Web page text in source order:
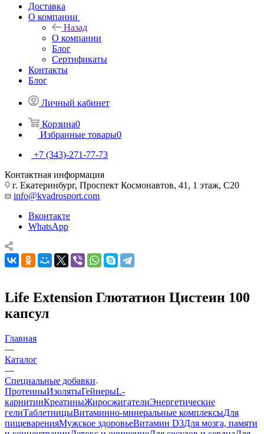
Доставка
О компании
Назад
О компании
Блог
Сертификаты
Контакты
Блог
Личный кабинет
Корзина0
Избранные товары0
+7 (343)-271-77-73
Контактная информация
г. Екатеринбург, Проспект Космонавтов, 41, 1 этаж, С20
info@kvadrosport.com
Вконтакте
WhatsApp
Life Extension Глютатион Цистеин 100
капсул
Главная
—
Каталог
—
Специальные добавки
ПротеиныИзолятыГейнерыL-
карнитинКреатиныЖиросжигателиЭнергетические
гелиТаблетницыВитаминно-минеральные комплексыДля
пищеваренияМужское здоровьеВитамин D3Для мозга, памяти